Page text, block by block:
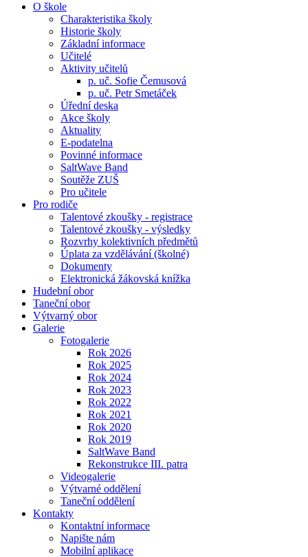
O škole
Charakteristika školy
Historie školy
Základní informace
Učitelé
Aktivity učitelů
p. uč. Sofie Čemusová
p. uč. Petr Smetáček
Úřední deska
Akce školy
Aktuality
E-podatelna
Povinné informace
SaltWave Band
Soutěže ZUŠ
Pro učitele
Pro rodiče
Talentové zkoušky - registrace
Talentové zkoušky - výsledky
Rozvrhy kolektivních předmětů
Úplata za vzdělávání (školné)
Dokumenty
Elektronická žákovská knížka
Hudební obor
Taneční obor
Výtvarný obor
Galerie
Fotogalerie
Rok 2026
Rok 2025
Rok 2024
Rok 2023
Rok 2022
Rok 2021
Rok 2020
Rok 2019
SaltWave Band
Rekonstrukce III. patra
Videogalerie
Výtvarné oddělení
Taneční oddělení
Kontakty
Kontaktní informace
Napište nám
Mobilní aplikace